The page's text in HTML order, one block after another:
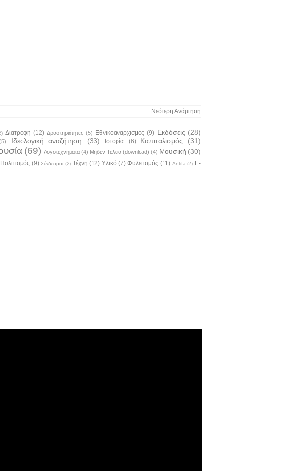
Νεότερη Ανάρτηση
Διατροφή (12) Δραστηριότητες (5) Εθνικοαναρχισμός (9) Εκδόσεις (28)
(5) Ιδεολογική αναζήτηση (33) Ιστορία (6) Καπιταλισμός
(31)
(69) Λογοτεχνήματα (4) Μηδέν Τελεία (download) (4) Μουσική (30)
Πολιτισμός (9) Σύνδεσμοι (2) Τέχνη (12) Υλικό (7) Φυλετισμός (11) Antifa (2) E-